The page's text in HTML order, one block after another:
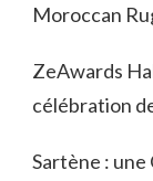
Moroccan
ZeAwards
célébration
Sartène : une